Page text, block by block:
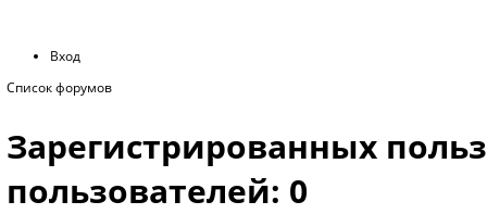
Вход
Список форумов
Зарегистрированных
пользователей: 0